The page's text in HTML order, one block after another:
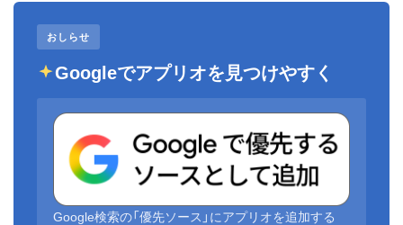
おしらせ
Googleでアプリオを見つけやすく
Google検索の「優先ソース」にアプリオを追加する